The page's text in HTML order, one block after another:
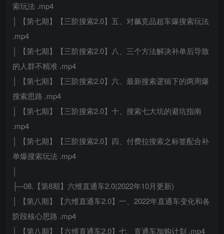
索玩法 .mp4
│ 【第七期】【三阶搜索2.0】五、对飙竞品超车爆搜索玩法
.mp4
│ 【第七期】【三阶搜索2.0】八、三个方法解决补单后导致
的人群不精准 .mp4
│ 【第七期】【三阶搜索2.0】六、最新搜索逻辑下的两周爆
搜索思路 .mp4
│ 【第七期】【三阶搜索2.0】十、搜索七大坑的避坑指南
.mp4
│ 【第七期】【三阶搜索2.0】四、付费拉搜索之标签配合补
单爆搜索玩法 .mp4
├─08.【第8期】六维直通车2.0(2022年10月更新)
│ 【第八期】【六维直通车2.0】一、2022年直通车变化和各
阶段核心思路 .mp4
│ 【第八期】【六维直通车2.0】七、直通车加购计划 .mp4